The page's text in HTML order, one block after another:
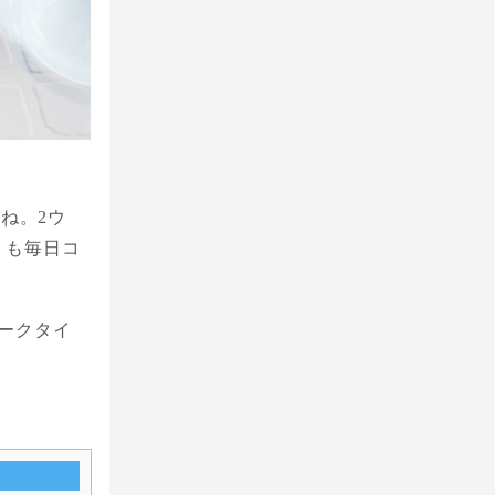
。2ウ
毎日コ
クタイ